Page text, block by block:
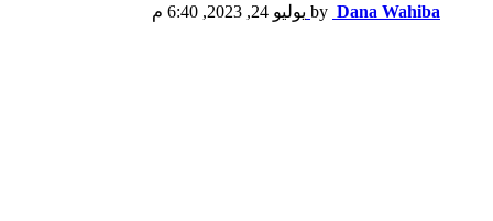
by Dana Wahiba يوليو 24, 2023, 6:40 م